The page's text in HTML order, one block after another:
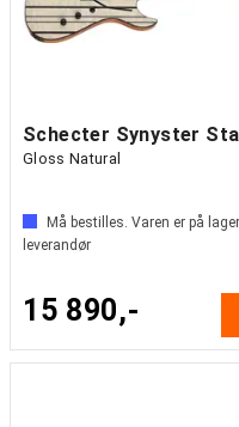
Gloss Natural
Må bestilles. Varen er på
leverandør
15 890,-